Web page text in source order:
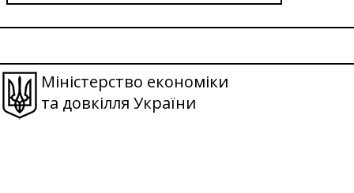
Міністерство економіки
та довкілля України